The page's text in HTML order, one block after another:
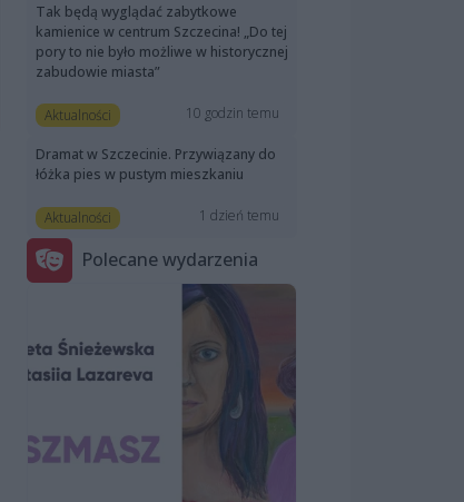
Tak będą wyglądać zabytkowe
kamienice w centrum Szczecina! „Do tej
pory to nie było możliwe w historycznej
zabudowie miasta”
Aktualności 10 godzin temu
Dramat w Szczecinie. Przywiązany do
łóżka pies w pustym mieszkaniu
Aktualności 1 dzień temu
Polecane wydarzenia